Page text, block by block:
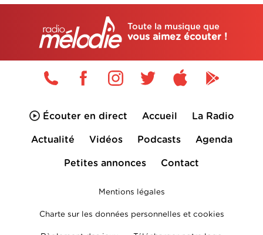
Toute la musique que
vous aimez écouter !
Écouter en direct Accueil La Radio
Actualité Vidéos Podcasts Agenda
Petites annonces Contact
Mentions légales
Charte sur les données personnelles et cookies